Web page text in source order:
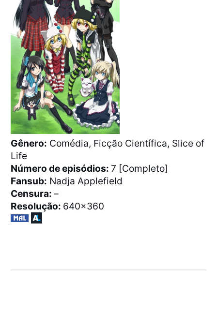
Gênero: Comédia, Ficção Científica, Slice of
Life
Número de episódios: 7 [Completo]
Fansub: Nadja Applefield
Censura:–
Resolução: 640×360